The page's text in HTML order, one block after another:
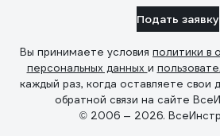
Подать заявку
Вы принимаете условия политики в
персональных данных и
каждый раз, когда оставляете свои
обратной связи на сайте
© 2006 — 2026.